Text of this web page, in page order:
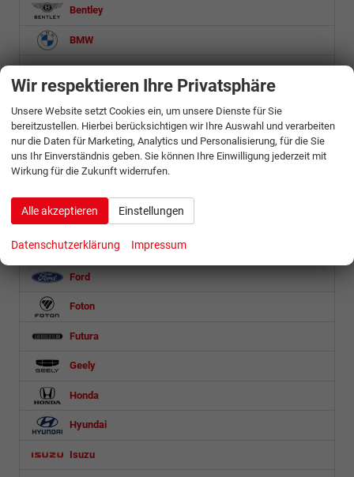
Bentley
BMW
BYD
Citroën
Cupra
Dacia
Etrusco
Fiat
Ford
Foton
Futura
Geely
Honda
Hyundai
Isuzu
Wir respektieren Ihre Privatsphäre
Unsere Website setzt Cookies ein, um unsere Dienste für Sie
bereitzustellen. Hierbei berücksichtigen wir Ihre Auswahl und verarbeiten
nur die Daten für Marketing, Analytics und Personalisierung, für die Sie
uns Ihr Einverständnis geben. Sie können Ihre Einwilligung jederzeit mit
Wirkung für die Zukunft widerrufen.
Alle akzeptieren Einstellungen
Datenschutzerklärung Impressum